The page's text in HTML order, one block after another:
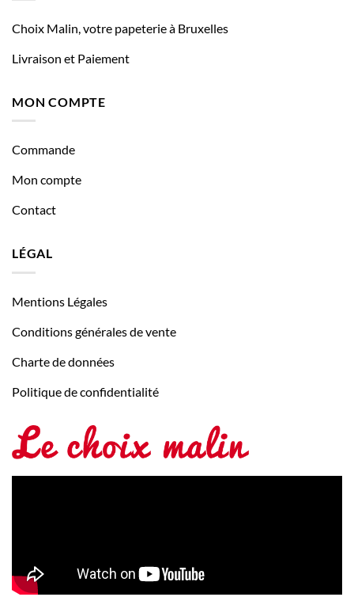
Choix Malin, votre papeterie à Bruxelles
Livraison et Paiement
MON COMPTE
Commande
Mon compte
Contact
LÉGAL
Mentions Légales
Conditions générales de vente
Charte de données
Politique de confidentialité